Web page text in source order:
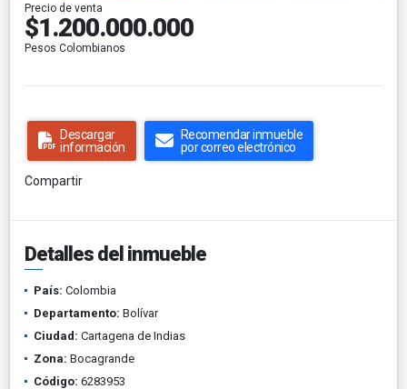
Precio de venta
$1.200.000.000
Pesos Colombianos
Descargar
información
Recomendar inmueble
por correo electrónico
Compartir
Detalles del inmueble
País: Colombia
Departamento: Bolívar
Ciudad: Cartagena de Indias
Zona: Bocagrande
Código: 6283953